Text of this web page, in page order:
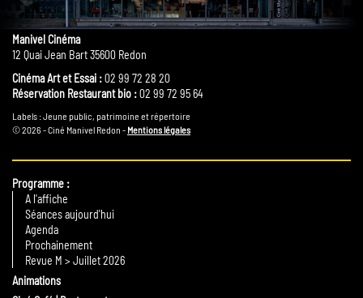
Manivel Cinéma
12 Quai Jean Bart 35600 Redon
Cinéma Art et Essai :02 99 72 28 20
Réservation Restaurant bio :02 99 72 95 64
Labels : Jeune public, patrimoine et répertoire
© 2026 - Ciné Manivel Redon - Mentions légales
Programme
A l'affiche
Séances aujourd'hui
Agenda
Prochainement
Revue M > Juillet 2026
Animations